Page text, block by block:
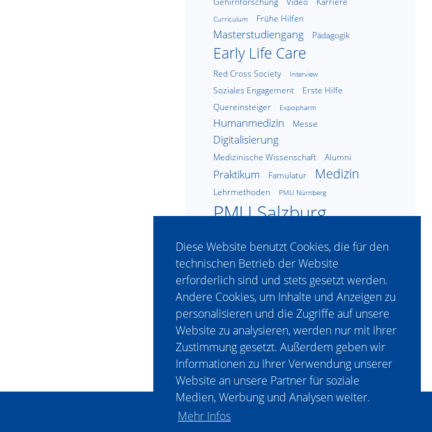
Diese Website benutzt Cookies, die für den
technischen Betrieb der Website
erforderlich sind und stets gesetzt werden.
Andere Cookies, um Inhalte und Anzeigen zu
personalisieren und die Zugriffe auf unsere
Website zu analysieren, werden nur mit Ihrer
Zustimmung gesetzt. Außerdem geben wir
Informationen zu Ihrer Verwendung unserer
Website an unsere Partner für soziale
Medien, Werbung und Analysen weiter.
Mehr Infos
Curriculum Frühe Hilfen
Masterstudiengang Pädagogik
Early Life Care
Red Cross Society Interview
Soziales Engagement
Erste Hilfe
Quereinsteiger
Expopharm
Humanmedizin Messe
Digitalisierung
Medizinische Wissenschaft Alumni
Praktikum Famulatur Medizin
Lehrmethoden PMU Nürnberg
PMU Salzburg
Pharmazie
FACEBOOK
Paracelsus Medizinische
Privatuniversität (PMU)